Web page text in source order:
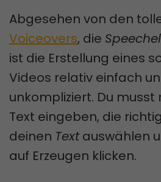
Abgesehen von den
Voiceovers, die
ist die Erstellung eines
Videos relativ einfach
unkompliziert. Du musst
Text eingeben, die
deinen Textauswählen
auf Erzeugen klicken.